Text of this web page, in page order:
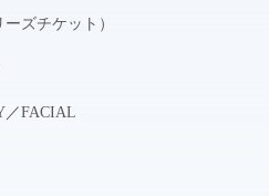
ズチケット）
／FACIAL